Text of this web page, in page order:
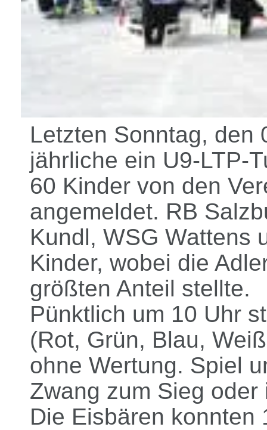
Letzten Sonntag, den
jährliche ein U9-LTP-
60 Kinder von den
angemeldet. RB
Kundl, WSG Wattens
Kinder, wobei die
größten Anteil stellte.
Pünktlich um 10 Uhr
(Rot, Grün, Blau,
ohne Wertung. Spiel
Zwang zum Sieg
Die Eisbären konnten